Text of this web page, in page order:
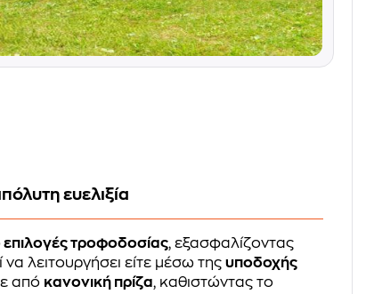
ευελιξία
τροφοδοσίας, εξασφαλίζοντας
λειτουργήσει είτε μέσω τηςυποδοχής
από κανονική πρίζα, καθιστώντας το